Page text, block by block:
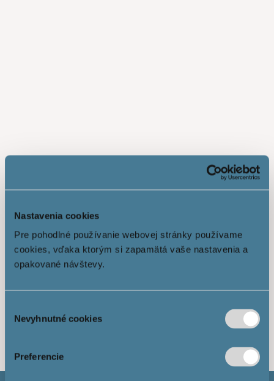
Nastavenia cookies
Pre pohodlné používanie webovej stránky používame
cookies, vďaka ktorým si zapamätá vaše nastavenia a
opakované návštevy.
súhlasu
Nevyhnutné cookies
Preferencie